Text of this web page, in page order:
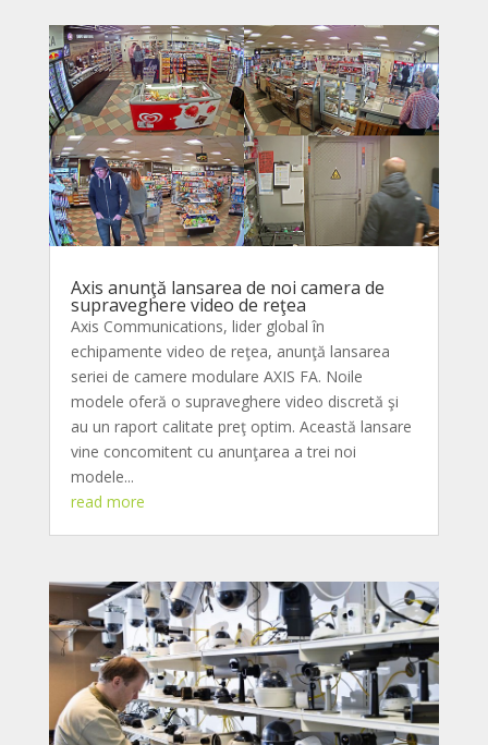
Axis anunţă lansarea de noi camera de
supraveghere video de reţea
Axis Communications, lider global în
echipamente video de reţea, anunţă lansarea
seriei de camere modulare AXIS FA. Noile
modele oferă o supraveghere video discretă şi
au un raport calitate preţ optim. Această lansare
vine concomitent cu anunţarea a trei noi
modele...
read more